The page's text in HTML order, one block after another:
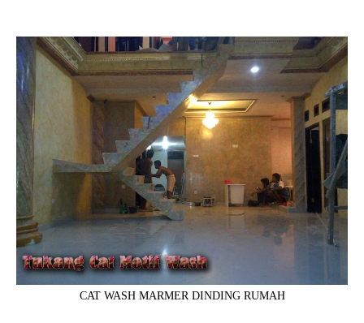
CAT WASH MARMER DINDING RUMAH